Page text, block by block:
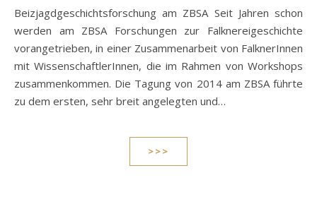
Beizjagdgeschichtsforschung am ZBSA Seit Jahren schon
werden am ZBSA Forschungen zur Falknereigeschichte
vorangetrieben, in einer Zusammenarbeit von FalknerInnen
mit WissenschaftlerInnen, die im Rahmen von Workshops
zusammenkommen. Die Tagung von 2014 am ZBSA führte
zu dem ersten, sehr breit angelegten und…
>>>